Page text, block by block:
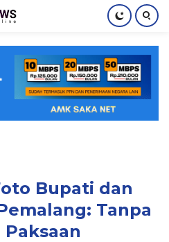
Bupati dan
Tanpa
Paksaan